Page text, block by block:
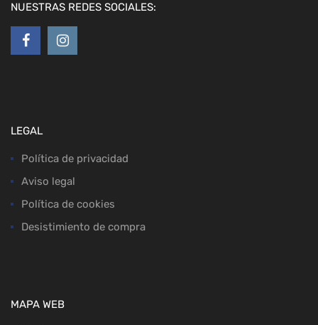
NUESTRAS REDES SOCIALES:
LEGAL
Política de privacidad
Aviso legal
Política de cookies
Desistimiento de compra
MAPA WEB